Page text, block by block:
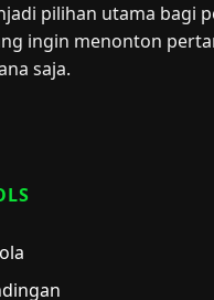
pilihan utama bagi
ingin menonton
saja.